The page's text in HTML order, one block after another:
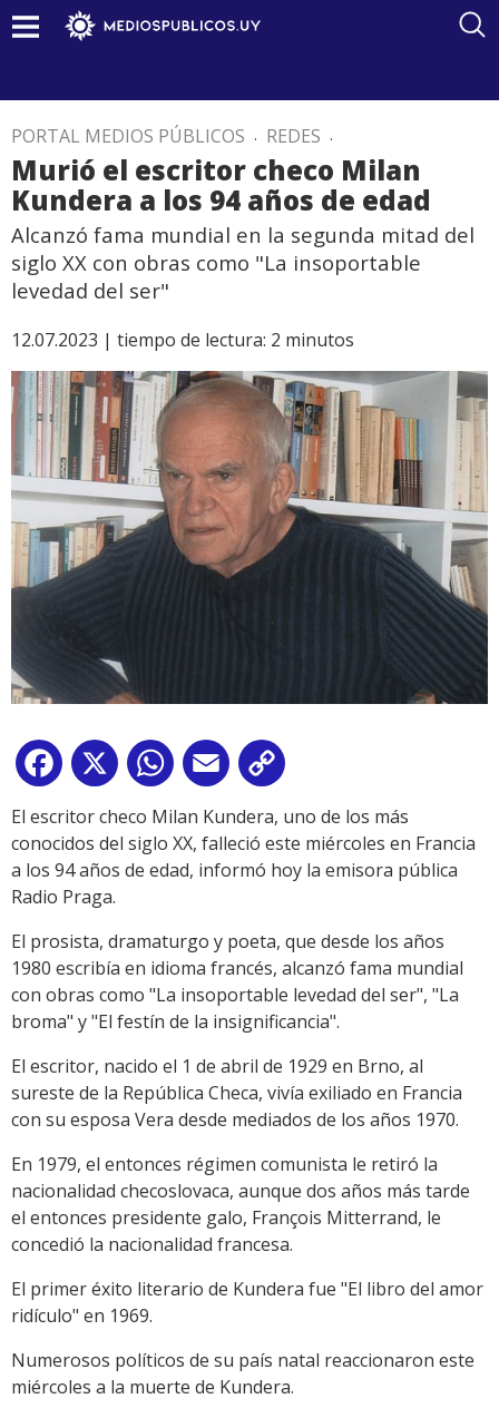
PORTAL MEDIOS PÚBLICOS . REDES .
Murió el escritor checo Milan
Kundera a los 94 años de edad
Alcanzó fama mundial en la segunda mitad del
siglo XX con obras como "La insoportable
levedad del ser"
12.07.2023 | tiempo de lectura: 2 minutos
Facebook
X WhatsApp
Email
Link
El escritor checo Milan Kundera, uno de los más
conocidos del siglo XX, falleció este miércoles en Francia
a los 94 años de edad, informó hoy la emisora pública
Radio Praga.
El prosista, dramaturgo y poeta, que desde los años
1980 escribía en idioma francés, alcanzó fama mundial
con obras como "La insoportable levedad del ser", "La
broma" y "El festín de la insignificancia".
El escritor, nacido el 1 de abril de 1929 en Brno, al
sureste de la República Checa, vivía exiliado en Francia
con su esposa Vera desde mediados de los años 1970.
En 1979, el entonces régimen comunista le retiró la
nacionalidad checoslovaca, aunque dos años más tarde
el entonces presidente galo, François Mitterrand, le
concedió la nacionalidad francesa.
El primer éxito literario de Kundera fue "El libro del amor
ridículo" en 1969.
Numerosos políticos de su país natal reaccionaron este
miércoles a la muerte de Kundera.